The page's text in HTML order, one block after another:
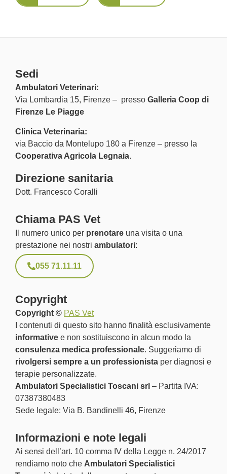
Sedi
Ambulatori Veterinari:
Via Lombardia 15, Firenze – presso Galleria Coop di
Firenze Le Piagge
Clinica Veterinaria:
via Baccio da Montelupo 180 a Firenze – presso la
Cooperativa Agricola Legnaia.
Direzione sanitaria
Dott. Francesco Coralli
Chiama PAS Vet
Il numero unico per prenotare una visita o una
prestazione nei nostri ambulatori:
055 71.11.11
Copyright
Copyright © PAS Vet
I contenuti di questo sito hanno finalità esclusivamente
informative e non sostituiscono in alcun modo la
consulenza medica professionale. Suggeriamo di
rivolgersi sempre a un professionista per diagnosi e
terapie personalizzate.
Ambulatori Specialistici Toscani srl – Partita IVA:
07387380483
Sede legale: Via B. Bandinelli 46, Firenze
Informazioni e note legali
Ai sensi dell’art. 10 comma IV della Legge n. 24/2017
rendiamo noto che Ambulatori Specialistici